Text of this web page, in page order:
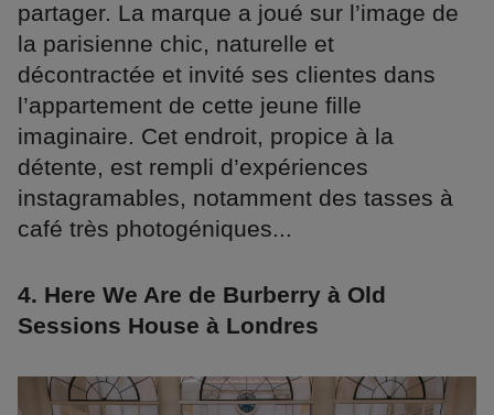
partager. La marque a joué sur l’image de
la parisienne chic, naturelle et
décontractée et invité ses clientes dans
l’appartement de cette jeune fille
imaginaire. Cet endroit, propice à la
détente, est rempli d’expériences
instagramables, notamment des tasses à
café très photogéniques...
4. Here We Are de Burberry à Old
Sessions House à Londres